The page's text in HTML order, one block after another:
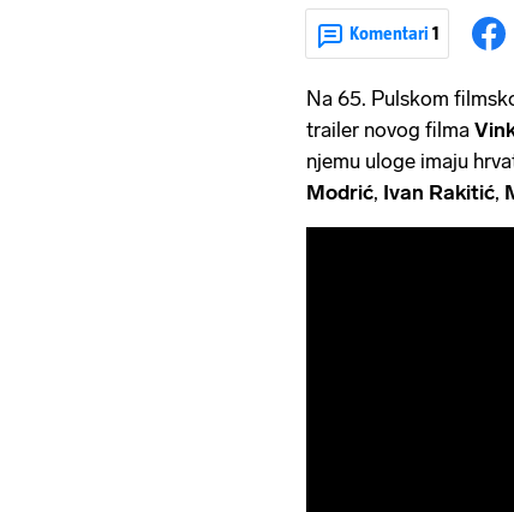
Komentari 1
Na 65. Pulskom
trailer novog filma
njemu uloge imaju
Modrić, Ivan Rakitić,